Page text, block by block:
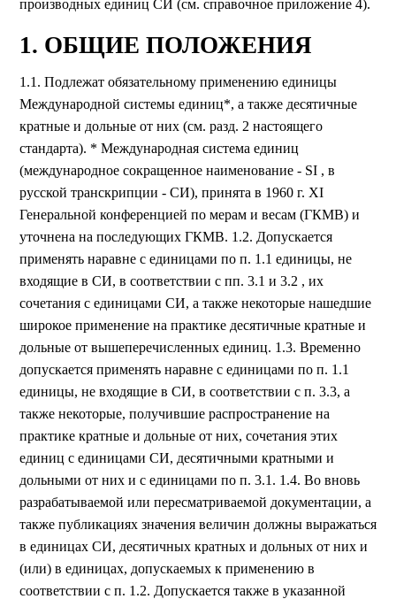
производных единиц СИ (см. справочное приложение 4).
1. ОБЩИЕ ПОЛОЖЕНИЯ
1.1. Подлежат обязательному применению единицы
Международной системы единиц*, а также десятичные
кратные и дольные от них (см. разд. 2 настоящего
стандарта). * Международная система единиц
(международное сокращенное наименование - SI , в
русской транскрипции - СИ), принята в 1960 г. XI
Генеральной конференцией по мерам и весам (ГКМВ) и
уточнена на последующих ГКМВ. 1.2. Допускается
применять наравне с единицами по п. 1.1 единицы, не
входящие в СИ, в соответствии с пп. 3.1 и 3.2 , их
сочетания с единицами СИ, а также некоторые нашедшие
широкое применение на практике десятичные кратные и
дольные от вышеперечисленных единиц. 1.3. Временно
допускается применять наравне с единицами по п. 1.1
единицы, не входящие в СИ, в соответствии с п. 3.3, а
также некоторые, получившие распространение на
практике кратные и дольные от них, сочетания этих
единиц с единицами СИ, десятичными кратными и
дольными от них и с единицами по п. 3.1. 1.4. Во вновь
разрабатываемой или пересматриваемой документации, а
также публикациях значения величин должны выражаться
в единицах СИ, десятичных кратных и дольных от них и
(или) в единицах, допускаемых к применению в
соответствии с п. 1.2. Допускается также в указанной